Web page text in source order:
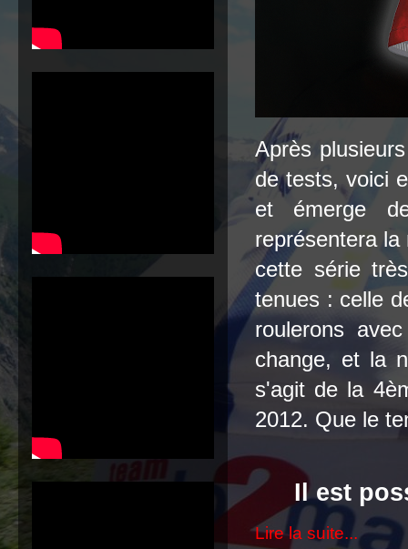
Après
de tests, voici
et émerge
représentera
cette série
tenues : celle
roulerons
change, et la
s'agit de la
2012. Que le
Il est
Lire la suite...